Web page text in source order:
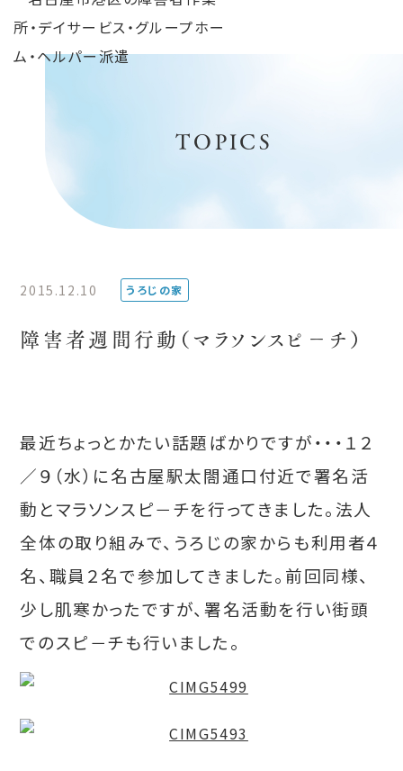
TOPICS
2015.12.10 うろじの家
障害者週間行動（マラソンスピ－チ）
最近ちょっとかたい話題ばかりですが・・・１２
／９（水）に名古屋駅太閤通口付近で署名活
動とマラソンスピ－チを行ってきました。法人
全体の取り組みで、うろじの家からも利用者４
名、職員２名で参加してきました。前回同様、
少し肌寒かったですが、署名活動を行い街頭
でのスピ－チも行いました。